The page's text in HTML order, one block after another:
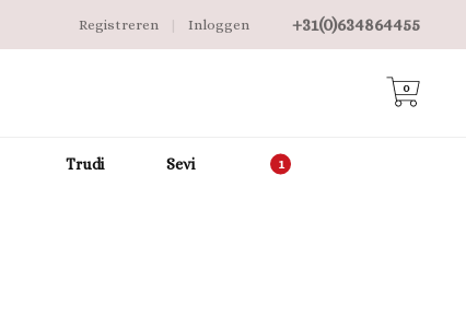
+31(0)634864455
Inloggen
|
Registreren
0
Trudi Sevi